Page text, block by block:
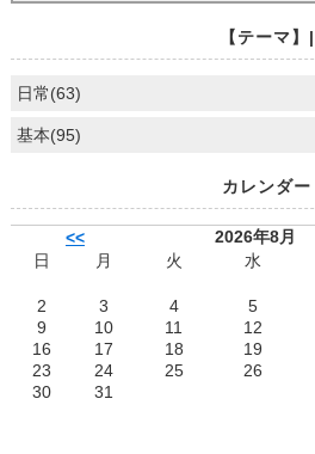
【テーマ】|
日常(63)
基本(95)
カレンダー
<<
2026年8月
日
月 火 水
2
3 4 5
9
10 11 12
16
17 18 19
23
24 25 26
30
31